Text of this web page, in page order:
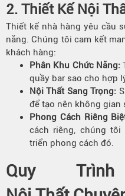
2. Thiết Kế Nội
Thiết kế nhà hàng yêu cầu
năng. Chúng tôi cam kết
khách hàng:
Phân Khu Chức Năng:
quầy bar sao cho hợp
Nội Thất Sang Trọng:
để tạo nên không gian
Phong Cách Riêng
cách riêng, chúng
triển phong cách đó.
Quy